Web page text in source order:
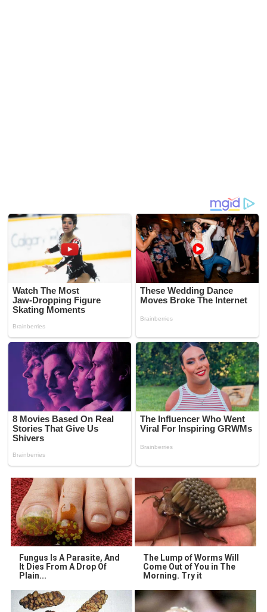
Fungus Is A Parasite, And
It Dies From A Drop Of
Plain...
The Lump of Worms Will
Come Out of You in The
Morning. Try it